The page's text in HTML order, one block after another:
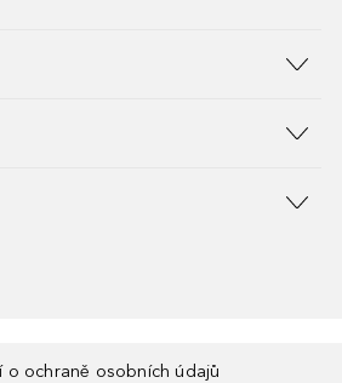
o ochraně osobních údajů